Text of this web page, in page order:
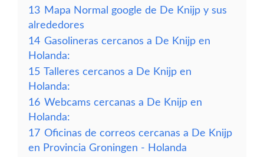
13 Mapa Normal google de De Knijp y sus
alrededores
14 Gasolineras cercanos a De Knijp en
Holanda:
15 Talleres cercanos a De Knijp en
Holanda:
16 Webcams cercanas a De Knijp en
Holanda:
17 Oficinas de correos cercanas a De Knijp
en Provincia Groningen - Holanda